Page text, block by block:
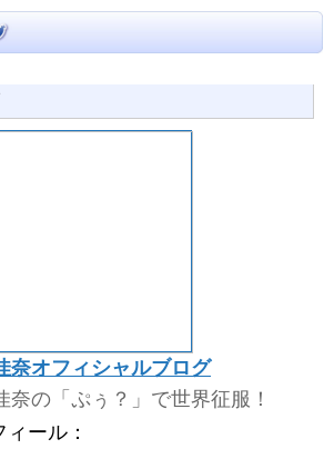
奈オフィシャルブログ
奈の「ぷぅ？」で世界征服！
ール：